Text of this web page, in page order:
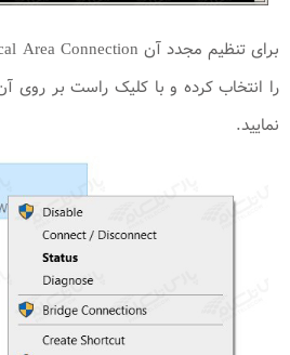
نمایید.